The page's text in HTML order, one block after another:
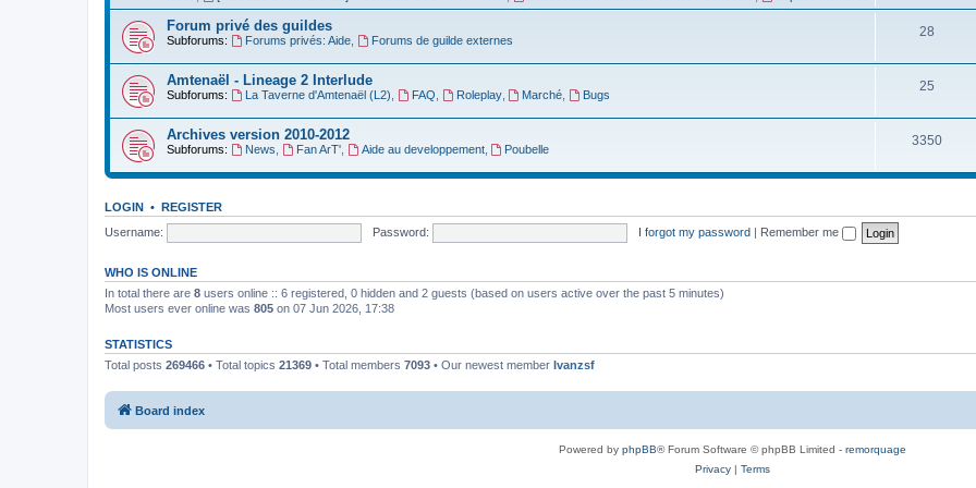
Forum privé des guildes
Subforums: Forums privés: Aide, Forums de guilde externes
28
Amtenaël - Lineage 2 Interlude
Subforums: La Taverne d'Amtenaël (L2) FAQ Roleplay, Marché Bugs
25
Archives version 2010-2012
Subforums: News Fan ArT', Aide au developpement, Poubelle
3350
LOGIN • REGISTER
Username:
Password: I forgot my password | Remember me
WHO IS ONLINE
In total there are 8 users online :: 6 registered, 0 hidden and 2 guests (based on users active over the past 5 minutes)
Most users ever online was 805 on 07 Jun 2026, 17:38
STATISTICS
Total posts 269466 • Total topics 21369 • Total members 7093 • Our newest member Ivanzsf
Board index
Powered by phpBB® Forum Software © phpBB Limited - remorquage
Privacy| Terms